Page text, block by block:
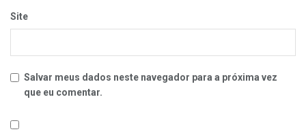
Site
Salvar meus dados neste navegador para a próxima vez
que eu comentar.